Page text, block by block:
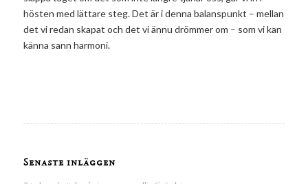
hösten med lättare steg. Det är i denna balanspunkt – mellan
det vi redan skapat och det vi ännu drömmer om – som vi kan
känna sann harmoni.
Senaste inläggen